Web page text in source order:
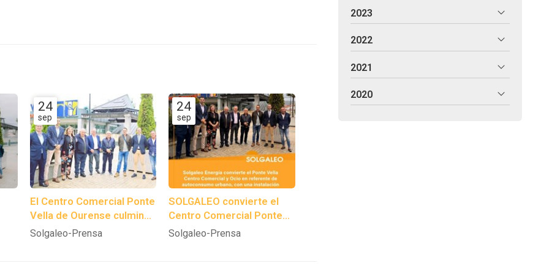
24
sep
El Centro Comercial Ponte
Vella de Ourense culmina
el proceso de instalación
Solgaleo-Prensa
24
sep
SOLGALEO convierte el
Centro Comercial Ponte
Vella en referente de
Solgaleo-Prensa
2023
2022
2021
2020